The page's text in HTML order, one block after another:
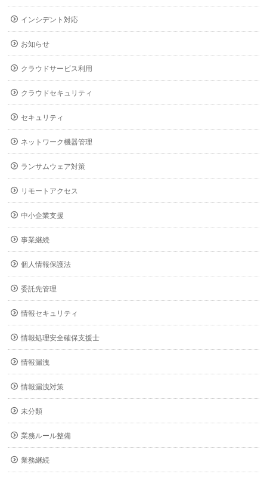
インシデント対応
お知らせ
クラウドサービス利用
クラウドセキュリティ
セキュリティ
ネットワーク機器管理
ランサムウェア対策
リモートアクセス
中小企業支援
事業継続
個人情報保護法
委託先管理
情報セキュリティ
情報処理安全確保支援士
情報漏洩
情報漏洩対策
未分類
業務ルール整備
業務継続